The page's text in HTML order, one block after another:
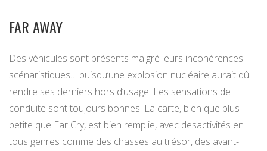
FAR AWAY
Des véhicules sont présents malgré leurs incohérences
scénaristiques… puisqu’une explosion nucléaire aurait dû
rendre ses derniers hors d’usage. Les sensations de
conduite sont toujours bonnes. La carte, bien que plus
petite que Far Cry, est bien remplie, avec desactivités en
tous genres comme des chasses au trésor, des avant-